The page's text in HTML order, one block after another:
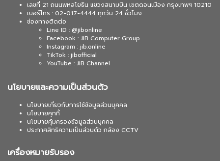
เลขที่ 21 ถนนพหลโยธิน แขวงสนามบิน เขตดอนเมือง กรุงเทพฯ 10210
เบอร์โทร : 02-017-4444 ทุกวัน 24 ชั่วโมง
ช่องทางติดต่อ
Line ID : @jibonline
Facebook : JIB Computer Group
Instagram : jib.online
TikTok : jibofficial
YouTube : JIB Channel
นโยบายและความเป็นส่วนตัว
นโยบายเกี่ยวกับการใช้ข้อมูลส่วนบุคคล
นโยบายคุกกี้
นโยบายคุ้มครองข้อมูลส่วนบุคคล
ประกาศสิทธิความเป็นส่วนตัว กล้อง CCTV
เครื่องหมายรับรอง